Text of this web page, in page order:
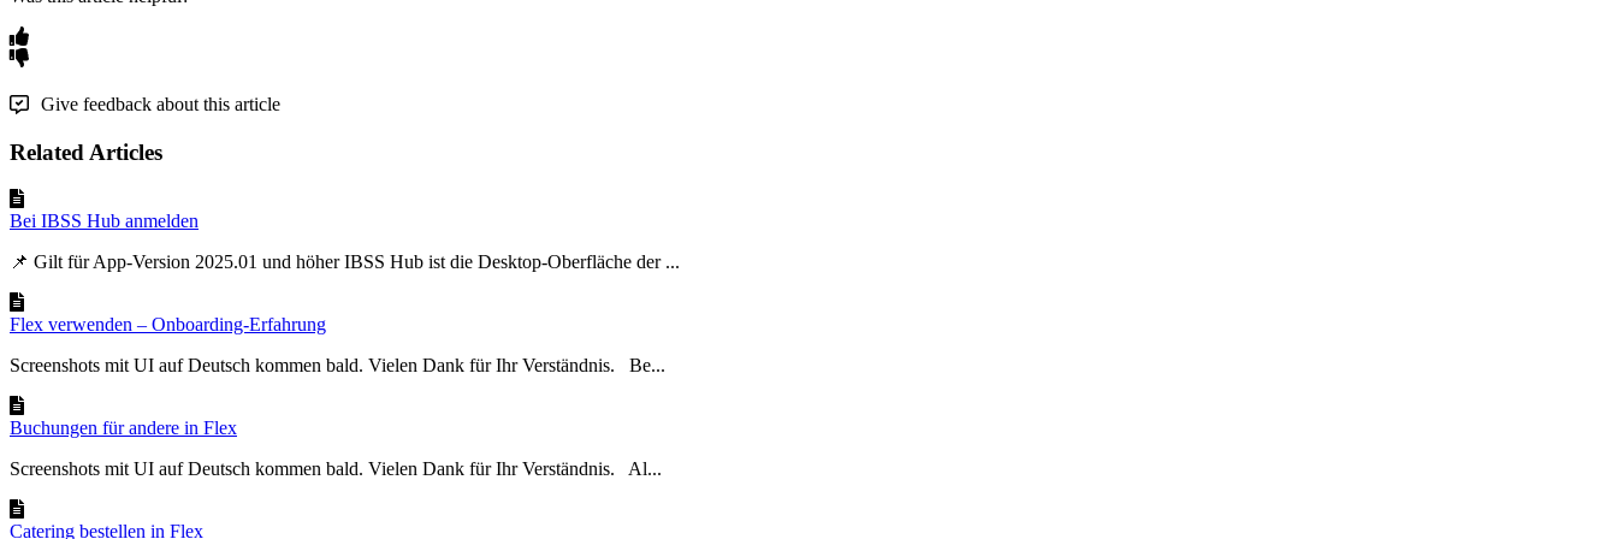
Give feedback about this article
Related Articles
Bei IBSS Hub anmelden
📌 Gilt für App-Version 2025.01 und höher IBSS Hub ist die Desktop-Oberfläche der ...
Flex verwenden – Onboarding-Erfahrung
Screenshots mit UI auf Deutsch kommen bald. Vielen Dank für Ihr Verständnis. Be...
Buchungen für andere in Flex
Screenshots mit UI auf Deutsch kommen bald. Vielen Dank für Ihr Verständnis. Al...
Catering bestellen in Flex